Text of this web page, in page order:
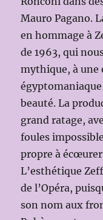
Mauro Pagano.
en hommage à
de 1963, qui
mythique, à une
beauté. La
grand ratage,
foules
propre à
L’esthétique
de l’Opéra,
son nom aux